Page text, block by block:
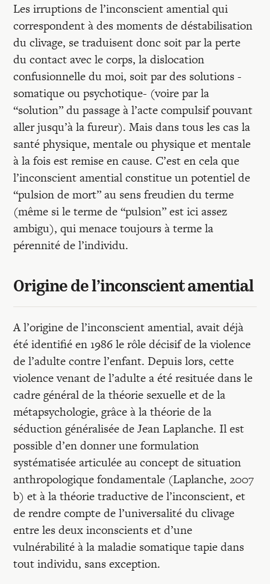
Les irruptions de l’inconscient amential qui
correspondent à des moments de déstabilisation
du clivage, se traduisent donc soit par la perte
du contact avec le corps, la dislocation
confusionnelle du moi, soit par des solutions -
somatique ou psychotique- (voire par la
“solution” du passage à l’acte compulsif pouvant
aller jusqu’à la fureur). Mais dans tous les cas la
santé physique, mentale ou physique et mentale
à la fois est remise en cause. C’est en cela que
l’inconscient amential constitue un potentiel de
“pulsion de mort” au sens freudien du terme
(même si le terme de “pulsion” est ici assez
ambigu), qui menace toujours à terme la
pérennité de l’individu.
Origine de l’inconscient amential
A l’origine de l’inconscient amential, avait déjà
été identifié en 1986 le rôle décisif de la violence
de l’adulte contre l’enfant. Depuis lors, cette
violence venant de l’adulte a été resituée dans le
cadre général de la théorie sexuelle et de la
métapsychologie, grâce à la théorie de la
séduction généralisée de Jean Laplanche. Il est
possible d’en donner une formulation
systématisée articulée au concept de situation
anthropologique fondamentale (Laplanche, 2007
b) et à la théorie traductive de l’inconscient, et
de rendre compte de l’universalité du clivage
entre les deux inconscients et d’une
vulnérabilité à la maladie somatique tapie dans
tout individu, sans exception.